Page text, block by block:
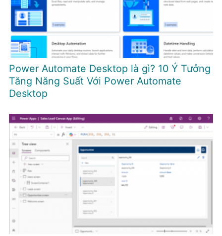
Power Automate Desktop là gì? 10 Ý Tưởng
Tăng Năng Suất Với Power Automate
Desktop